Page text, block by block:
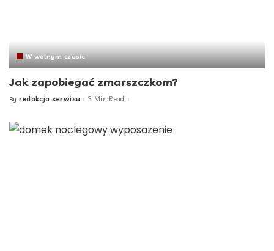
W wolnym czasie
Jak zapobiegać zmarszczkom?
Posted
By redakcja serwisu 3 Min Read